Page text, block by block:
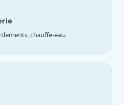
chauffe-eau.